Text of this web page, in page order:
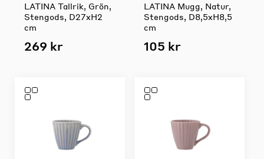
LATINA Tallrik, Grön,
Stengods, D27xH2
cm
269 kr
LATINA Mugg, Natur,
Stengods, D8,5xH8,5
cm
105 kr